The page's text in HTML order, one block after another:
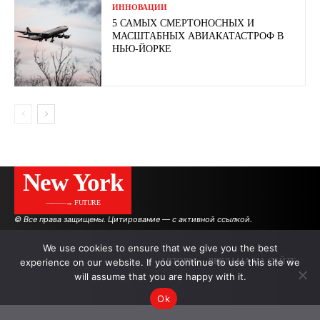
ИННОВАЦИИ
5 САМЫХ СМЕРТОНОСНЫХ И
МАСШТАБНЫХ АВИАКАТАСТРОФ В
НЬЮ-ЙОРКЕ
New York
———→ FUTURE
© Все права защищены. Цитирование — с активной ссылкой.
АВТОРЫ РЕКЛАМА НА САЙТЕ
We use cookies to ensure that we give you the best
experience on our website. If you continue to use this site we
will assume that you are happy with it.
Ok